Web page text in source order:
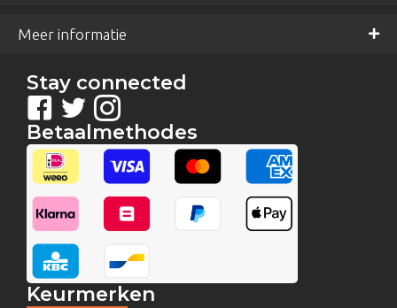
Meer informatie
Stay connected
Betaalmethodes
Keurmerken